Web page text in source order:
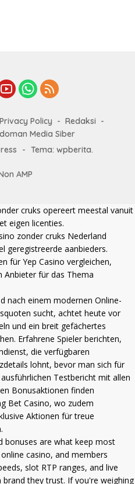
Privacy Policy
Redaksi
Media Siber
- Tema: wpberita.
AMP
cruks opereert meestal vanuit
eigen licenties.
zonder cruks Nederland
geregistreerde aanbieders.
für Yep Casino vergleichen,
Anbieter für das Thema
nach einem modernen Online-
sucht, achtet heute vor
und ein breit gefächertes
Erfahrene Spieler berichten,
die verfügbaren
lohnt, bevor man sich für
Testbericht mit allen
Bonusaktionen finden
Bet Casino, wo zudem
Aktionen für treue
bonuses are what keep most
casino, and members
slot RTP ranges, and live
they trust. If you're weighing